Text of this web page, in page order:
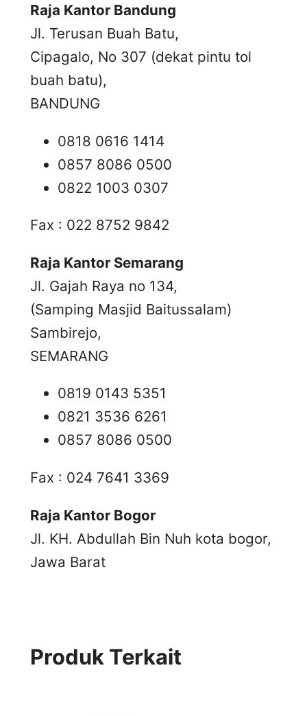
Raja Kantor Bandung
Jl. Terusan Buah Batu,
Cipagalo, No 307 (dekat pintu tol
buah batu),
BANDUNG
0818 0616 1414
0857 8086 0500
0822 1003 0307
Fax : 022 8752 9842
Raja Kantor Semarang
Jl. Gajah Raya no 134,
(Samping Masjid Baitussalam)
Sambirejo,
SEMARANG
0819 0143 5351
0821 3536 6261
0857 8086 0500
Fax : 024 7641 3369
Raja Kantor Bogor
Jl. KH. Abdullah Bin Nuh kota bogor,
Jawa Barat
Produk Terkait